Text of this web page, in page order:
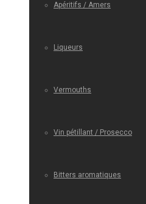
Apéritifs / Amers
Liqueurs
Vermouths
Vin pétillant / Prosecco
Bitters aromatiques